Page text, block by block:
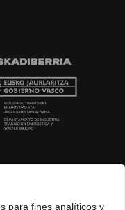
para fines analíticos y